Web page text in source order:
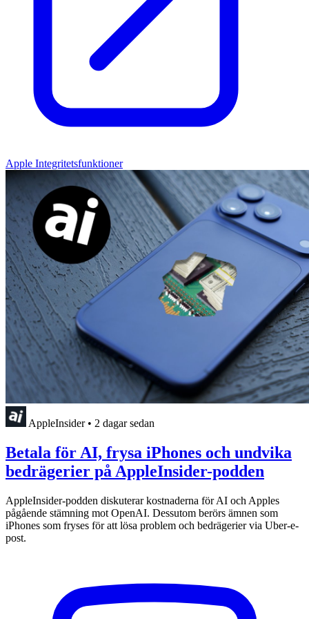
Apple Integritetsfunktioner
AppleInsider • 2 dagar sedan
Betala för AI, frysa iPhones och undvika
bedrägerier på AppleInsider-podden
AppleInsider-podden diskuterar kostnaderna för AI och Apples
pågående stämning mot OpenAI. Dessutom berörs ämnen som
iPhones som fryses för att lösa problem och bedrägerier via Uber-e-
post.